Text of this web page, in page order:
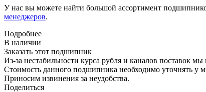
У нас вы можете найти большой ассортимент
менеджеров.
Подробнее
В наличии
Заказать этот подшипник
Из-за нестабильности курса рубля и каналов поставок
Стоимость данного подшипника необходимо уточнять у
Приносим извинения за неудобства.
Поделиться